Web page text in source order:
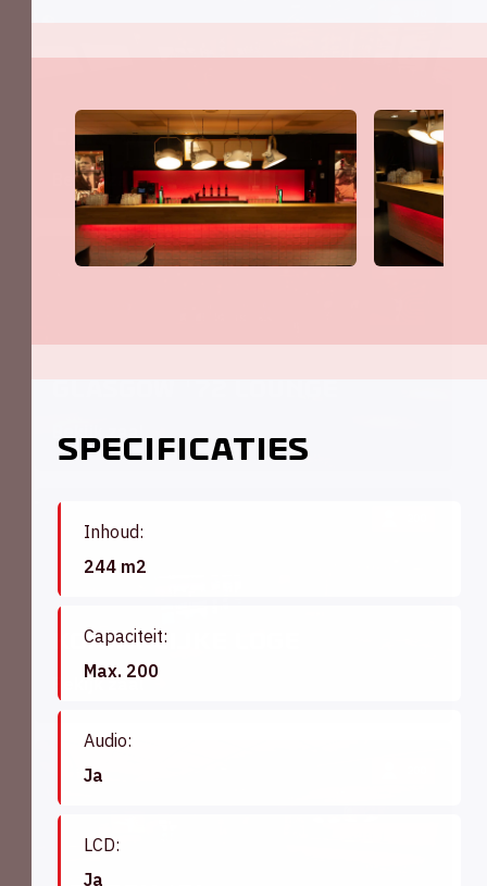
Café Johan
Bekijk zaal
750
Koninklijke Loge
Bekijk zaal
Specificaties
Inhoud:
244 m2
Capaciteit:
Max. 200
Audio:
Ja
LCD:
Ja